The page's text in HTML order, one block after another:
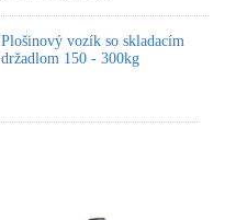
Plošinový vozík so skladacím
držadlom 150 - 300kg